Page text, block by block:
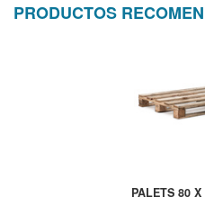
PRODUCTOS
PALETS 80